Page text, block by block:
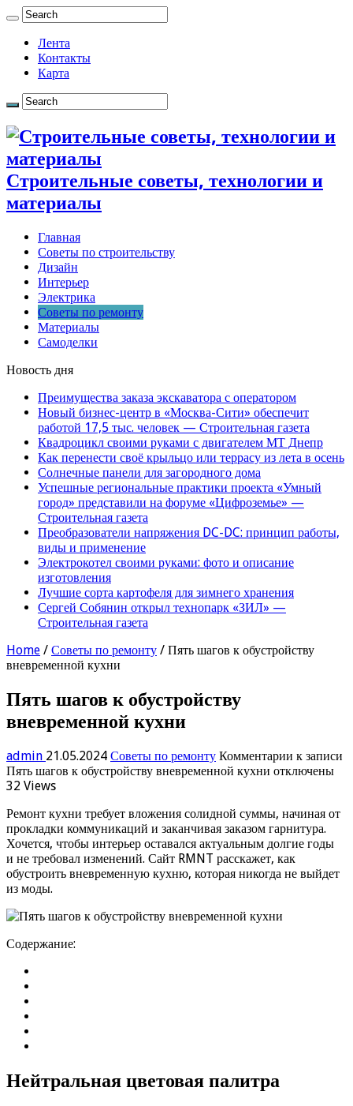
Лента
Контакты
Карта
Строительные советы, технологии и
материалы
Главная
Советы по строительству
Дизайн
Интерьер
Электрика
Советы по ремонту
Материалы
Самоделки
Новость дня
Преимущества заказа экскаватора с оператором
Новый бизнес-центр в «Москва-Сити» обеспечит
работой 17,5 тыс. человек — Строительная газета
Квадроцикл своими руками с двигателем МТ Днепр
Как перенести своё крыльцо или террасу из лета в осень
Солнечные панели для загородного дома
Успешные региональные практики проекта «Умный
город» представили на форуме «Цифроземье» —
Строительная газета
Преобразователи напряжения DC-DC: принцип работы,
виды и применение
Электрокотел своими руками: фото и описание
изготовления
Лучшие сорта картофеля для зимнего хранения
Сергей Собянин открыл технопарк «ЗИЛ» —
Строительная газета
Home / Советы по ремонту / Пять шагов к обустройству
вневременной кухни
Пять шагов к обустройству
вневременной кухни
admin 21.05.2024 Советы по ремонту Комментарии к записи
Пять шагов к обустройству вневременной кухни отключены
32 Views
Ремонт кухни требует вложения солидной суммы, начиная от
прокладки коммуникаций и заканчивая заказом гарнитура.
Хочется, чтобы интерьер оставался актуальным долгие годы
и не требовал изменений. Сайт RMNT расскажет, как
обустроить вневременную кухню, которая никогда не выйдет
из моды.
Содержание:
Нейтральная цветовая палитра